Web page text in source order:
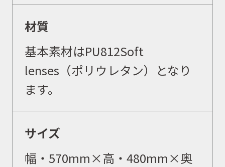
材質
基本素材はPU812Soft
lenses（ポリウレタン）となり
ます。
サイズ
幅・ 570mm×高・ 480mm×奥